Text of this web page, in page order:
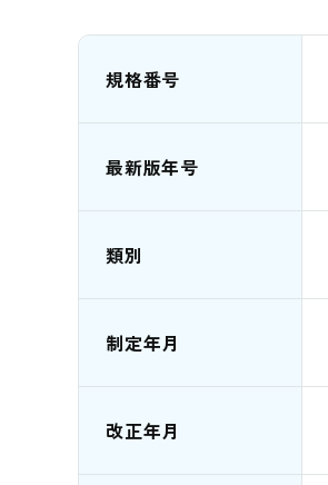
規格番号
最新版年号
類別
制定年月
改正年月